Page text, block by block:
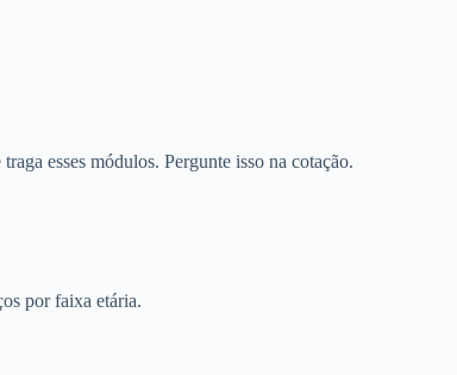
esses módulos. Pergunte isso na cotação.
por faixa etária.